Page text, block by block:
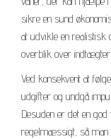
sikre en sund
at udvikle en realistisk
overblik over
Ved konsekvent at
udgifter og undgå
Desuden er det en
regelmæssigt, så man